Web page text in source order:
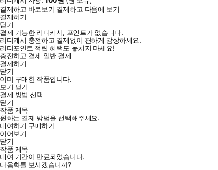
결제하고 바로보기 결제하고 다음에 보기
결제하기
닫기
결제 가능한 리디캐시, 포인트가 없습니다.
리디캐시 충전하고 결제없이 편하게 감상하세요.
리디포인트 적립 혜택도 놓치지 마세요!
충전하고 결제 일반 결제
결제하기
닫기
이미 구매한 작품입니다.
보기 닫기
결제 방법 선택
닫기
작품 제목
원하는 결제 방법을 선택해주세요.
대여하기 구매하기
이어보기
닫기
작품 제목
대여 기간이 만료되었습니다.
다음화를 보시겠습니까?